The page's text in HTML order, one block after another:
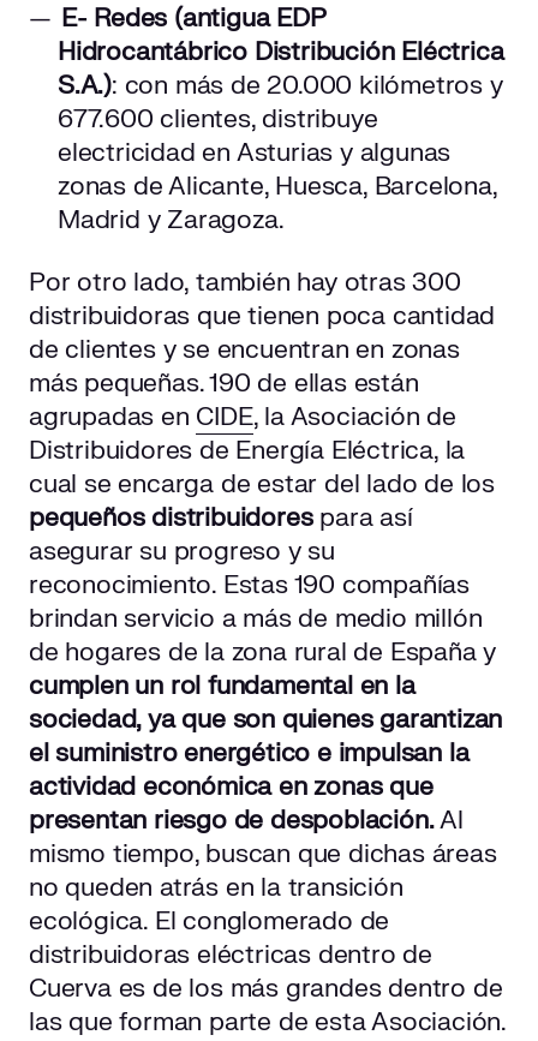
E- Redes (antigua EDP
Hidrocantábrico Distribución Eléctrica
S.A.): con más de 20.000 kilómetros y
677.600 clientes, distribuye
electricidad en Asturias y algunas
zonas de Alicante, Huesca, Barcelona,
Madrid y Zaragoza.
Por otro lado, también hay otras 300
distribuidoras que tienen poca cantidad
de clientes y se encuentran en zonas
más pequeñas. 190 de ellas están
agrupadas en CIDE, la Asociación de
Distribuidores de Energía Eléctrica, la
cual se encarga de estar del lado de los
pequeños distribuidorespara así
asegurar su progreso y su
reconocimiento. Estas 190 compañías
brindan servicio a más de medio millón
de hogares de la zona rural de España y
cumplen un rol fundamental en la
sociedad, ya que son quienes garantizan
el suministro energético e impulsan la
actividad económica en zonas que
presentan riesgo de despoblación.Al
mismo tiempo, buscan que dichas áreas
no queden atrás en la transición
ecológica. El conglomerado de
distribuidoras eléctricas dentro de
Cuerva es de los más grandes dentro de
las que forman parte de esta Asociación.